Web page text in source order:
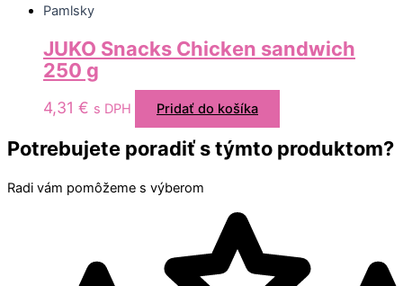
Pamlsky
JUKO Snacks Chicken sandwich
250 g
4,31 € s DPH Pridať do košíka
Potrebujete poradiť s týmto produktom?
Radi vám pomôžeme s výberom